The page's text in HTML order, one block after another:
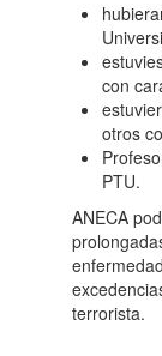
con
otros
PTU.
ANECA
terrorista.